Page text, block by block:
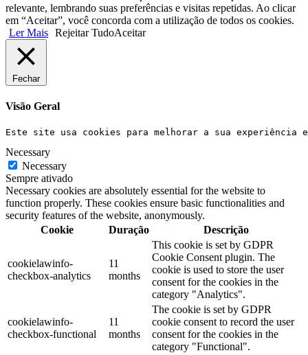
relevante, lembrando suas preferências e visitas repetidas. Ao clicar
em “Aceitar”, você concorda com a utilização de todos os cookies.
Ler Mais Rejeitar TudoAceitar
Fechar
Visão Geral
Este site usa cookies para melhorar a sua experiência
Necessary
Necessary
Sempre ativado
Necessary cookies are absolutely essential for the website to
function properly. These cookies ensure basic functionalities and
security features of the website, anonymously.
Cookie
Duração Descrição
cookielawinfo-
checkbox-analytics
11
months
This cookie is set by GDPR
Cookie Consent plugin. The
cookie is used to store the user
consent for the cookies in the
category "Analytics".
cookielawinfo-
checkbox-functional
11
months
The cookie is set by GDPR
cookie consent to record the user
consent for the cookies in the
category "Functional".